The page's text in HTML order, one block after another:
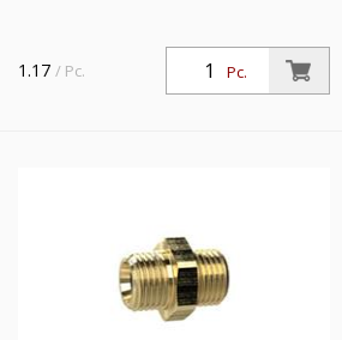
Pc.
1.17 / Pc.